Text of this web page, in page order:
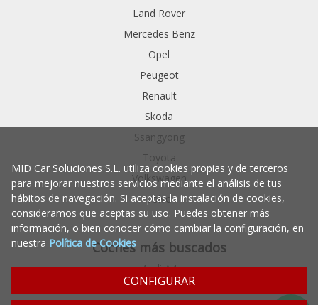
Land Rover
Mercedes Benz
Opel
Peugeot
Renault
Skoda
Ssangyong
Toyota
Volkswagen
Volvo
Coches más buscados
Audi A4
Bmw Serie 5
MID Car Soluciones S.L. utiliza cookies propias y de terceros
para mejorar nuestros servicios mediante el análisis de tus
hábitos de navegación. Si aceptas la instalación de cookies,
consideramos que aceptas su uso. Puedes obtener más
información, o bien conocer cómo cambiar la configuración, en
nuestra Política de Cookies
CONFIGURAR